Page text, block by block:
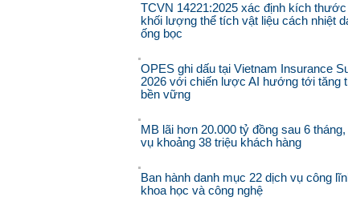
TCVN 14221:2025 xác định kích
khối lượng thể tích vật liệu cách nhiệt
ống bọc
OPES ghi dấu tại Vietnam Insurance
2026 với chiến lược AI hướng tới tăng
bền vững
MB lãi hơn 20.000 tỷ đồng sau 6 tháng,
vụ khoảng 38 triệu khách hàng
Ban hành danh mục 22 dịch vụ công
khoa học và công nghệ